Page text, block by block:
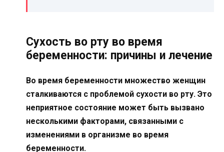
Сухость во рту во время
беременности: причины и лечение
Во время беременности множество женщин
сталкиваются с проблемой сухости во рту. Это
неприятное состояние может быть вызвано
несколькими факторами, связанными с
изменениями в организме во время
беременности.